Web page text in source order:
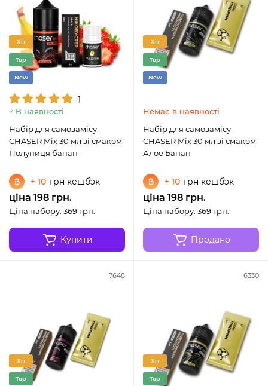
Хіт
Top
New
1
В наявності
Набір для самозамісу
CHASER Mix 30 мл зі смаком
Полуниця банан
+ 10 грн кешбэк
ціна 198 грн.
Ціна набору: 369 грн.
Купити
Хіт
Top
New
Немає в наявності
Набір для самозамісу
CHASER Mix 30 мл зі смаком
Алое Банан
+ 10 грн кешбэк
ціна 198 грн.
Ціна набору: 369 грн.
Продано
7648
Хіт
Top
6330
Хіт
Top